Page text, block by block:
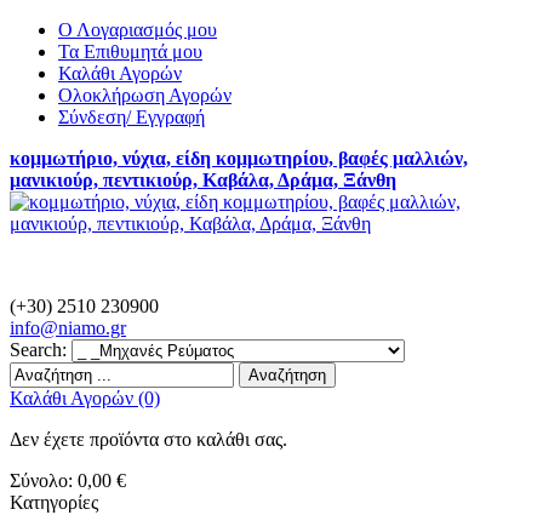
Ο Λογαριασμός μου
Τα Επιθυμητά μου
Καλάθι Αγορών
Ολοκλήρωση Αγορών
Σύνδεση/ Εγγραφή
κομμωτήριο, νύχια, είδη κομμωτηρίου, βαφές μαλλιών,
μανικιούρ, πεντικιούρ, Καβάλα, Δράμα, Ξάνθη
(+30) 2510 230900
info@niamo.gr
Search:
Αναζήτηση
Καλάθι Αγορών (0)
Δεν έχετε προϊόντα στο καλάθι σας.
Σύνολο: 0,00 €
Κατηγορίες